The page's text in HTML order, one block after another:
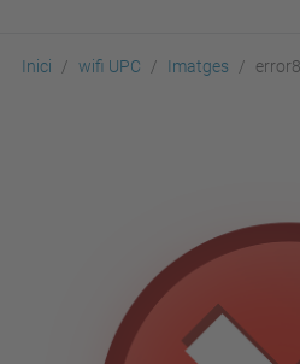
Inici wifi UPC Imatges